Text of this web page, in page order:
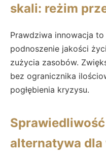
skali: reżim
Prawdziwa innowacja to
podnoszenie jakości
zużycia zasobów.
bez ogranicznika
pogłębienia kryzysu.
Sprawiedliwość
alternatywa